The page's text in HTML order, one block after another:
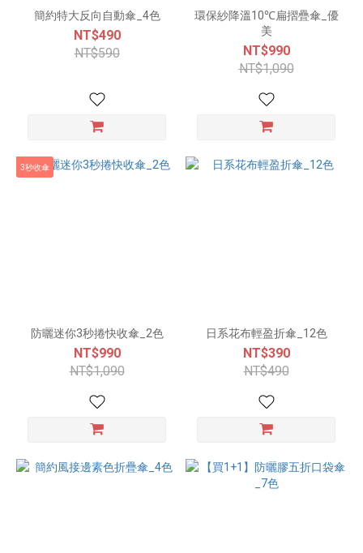
簡約特大反向自動傘_4色
NT$490
NT$590
環保紗降溫10℃扁摺疊傘_優
美
NT$990
NT$1,090
3秒收傘
防曬迷你3秒捲快收傘_2色
NT$990
NT$1,090
日系花布輕盈折傘_12色
NT$390
NT$490